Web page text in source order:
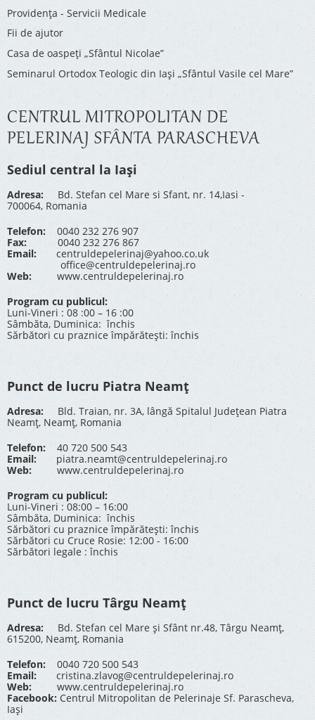
Providenţa - Servicii Medicale
Fii de ajutor
Casa de oaspeți „Sfântul Nicolae”
Seminarul Ortodox Teologic din Iași „Sfântul Vasile cel Mare”
CENTRUL MITROPOLITAN DE
PELERINAJ SFÂNTA PARASCHEVA
Sediul central la Iași
Adresa: Bd. Stefan cel Mare si Sfant, nr. 14,Iasi -
700064, Romania
Telefon: 0040 232 276 907
Fax: 0040 232 276 867
Email:
centruldepelerinaj@yahoo.co.uk
office@centruldepelerinaj.ro
Web:
www.centruldepelerinaj.ro
Program cu publicul:
Luni-Vineri : 08 :00 – 16 :00
Sâmbăta, Duminica: închis
Sărbători cu praznice împărătești: închis
Punct de lucru Piatra Neamț
Adresa: Bld. Traian, nr. 3A, lângă Spitalul Județean Piatra
Neamț, Neamț, Romania
Telefon:40 720 500 543
Email:
piatra.neamt@centruldepelerinaj.ro
Web:
www.centruldepelerinaj.ro
Program cu publicul:
Luni-Vineri : 08:00 – 16:00
Sâmbăta, Duminica: închis
Sărbători cu praznice împărătești: închis
Sărbători cu Cruce Rosie: 12:00 - 16:00
Sărbători legale : închis
Punct de lucru Târgu Neamț
Adresa: Bd. Stefan cel Mare și Sfânt nr.48, Târgu Neamț,
615200, Neamț, Romania
Telefon: 0040 720 500 543
Email:
cristina.zlavog@centruldepelerinaj.ro
Web:
www.centruldepelerinaj.ro
Facebook: Centrul Mitropolitan de Pelerinaje Sf. Parascheva,
Iași